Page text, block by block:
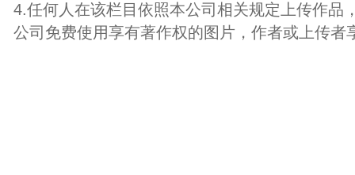
4.任何人在该栏目依照本公司相关规定上传作品
公司免费使用享有著作权的图片，作者或上传者